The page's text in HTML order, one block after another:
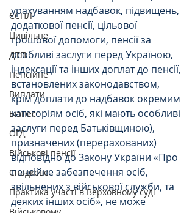
ЄСПЛ
Цивільне
ДТП
Пенсійне
Виплати
Бізнес
ОГД
Військові пенсії
Спадкове
Практика участі в Верховному суді
урахуванням надбавок, підвищень,
додаткової пенсії, цільової
грошової допомоги, пенсії за
особливі заслуги перед Україною,
індексації та інших доплат до пенсії,
встановлених законодавством,
крім доплати до надбавок окремим
категоріям осіб, які мають особливі
заслуги перед Батьківщиною),
призначених (перерахованих)
відповідно до Закону України «Про
пенсійне забезпечення осіб,
звільнених з військової служби, та
деяких інших осіб», не може